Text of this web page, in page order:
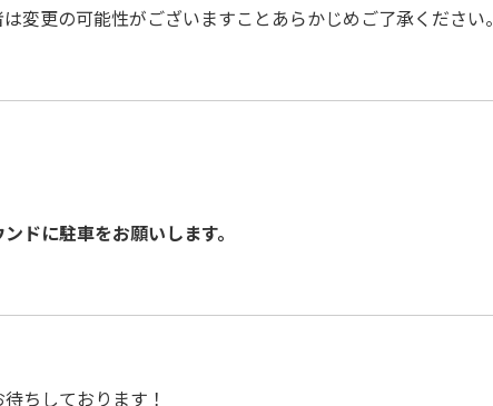
変更の可能性がございますことあらかじめご了承ください。
ドに駐車をお願いします。
ちしております！